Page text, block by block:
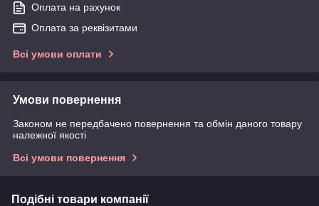
Оплата на рахунок
Оплата за реквізитами
Всі умови оплати
Умови повернення
Законом не передбачено повернення та обмін даного товару
належної якості
Всі умови повернення
Подібні товари компанії